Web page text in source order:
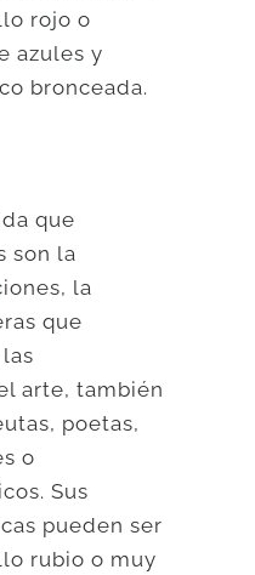
rojo o
azules y
bronceada.
que
son la
la
que
arte, también
poetas,
o
Sus
pueden ser
rubio o muy